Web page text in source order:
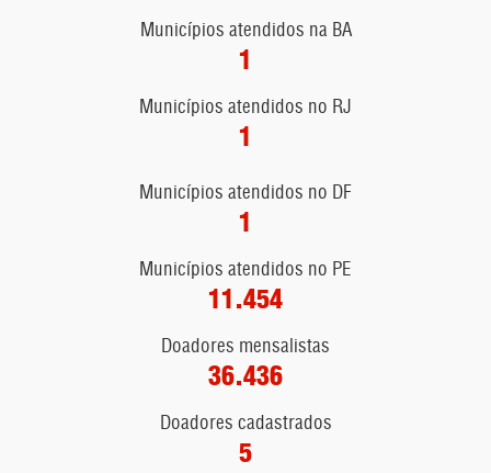
Municípios atendidos na BA
1
Municípios atendidos no RJ
1
Municípios atendidos no DF
1
Municípios atendidos no PE
11.454
Doadores mensalistas
36.436
Doadores cadastrados
5